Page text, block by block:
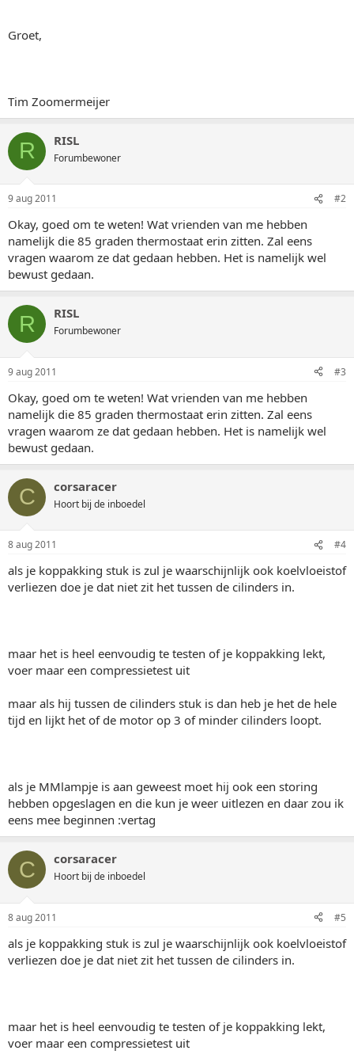
Groet,
Tim Zoomermeijer
R RISL
Forumbewoner
9 aug 2011 #2
Okay, goed om te weten! Wat vrienden van me hebben
namelijk die 85 graden thermostaat erin zitten. Zal eens
vragen waarom ze dat gedaan hebben. Het is namelijk wel
bewust gedaan.
R RISL
Forumbewoner
9 aug 2011 #3
Okay, goed om te weten! Wat vrienden van me hebben
namelijk die 85 graden thermostaat erin zitten. Zal eens
vragen waarom ze dat gedaan hebben. Het is namelijk wel
bewust gedaan.
C corsaracer
Hoort bij de inboedel
8 aug 2011 #4
als je koppakking stuk is zul je waarschijnlijk ook koelvloeistof
verliezen doe je dat niet zit het tussen de cilinders in.
maar het is heel eenvoudig te testen of je koppakking lekt,
voer maar een compressietest uit
maar als hij tussen de cilinders stuk is dan heb je het de hele
tijd en lijkt het of de motor op 3 of minder cilinders loopt.
als je MMlampje is aan geweest moet hij ook een storing
hebben opgeslagen en die kun je weer uitlezen en daar zou ik
eens mee beginnen :vertag
C corsaracer
Hoort bij de inboedel
8 aug 2011 #5
als je koppakking stuk is zul je waarschijnlijk ook koelvloeistof
verliezen doe je dat niet zit het tussen de cilinders in.
maar het is heel eenvoudig te testen of je koppakking lekt,
voer maar een compressietest uit